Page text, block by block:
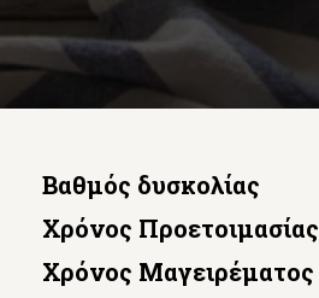
Βαθμός δυσκολίας
Χρόνος Προετοιμασίας
Χρόνος Μαγειρέματος